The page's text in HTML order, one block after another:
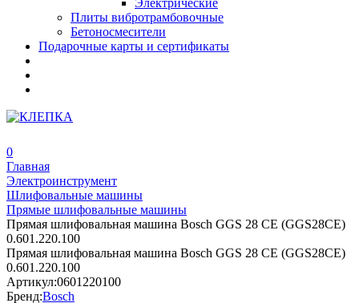
Электрические
Плиты вибротрамбовочные
Бетоносмесители
Подарочные карты и сертификаты
0
Главная
Электроинструмент
Шлифовальные машины
Прямые шлифовальные машины
Прямая шлифовальная машина Bosch GGS 28 CE (GGS28CE)
0.601.220.100
Прямая шлифовальная машина Bosch GGS 28 CE (GGS28CE)
0.601.220.100
Артикул:0601220100
Бренд:Bosch